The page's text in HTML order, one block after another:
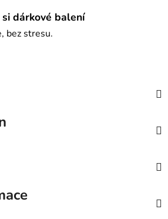
dárkové balení
bez stresu.